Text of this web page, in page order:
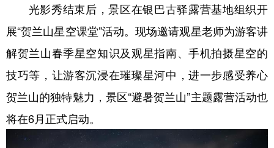
光影秀结束后，景区在银巴古驿露营基地组织开
展“贺兰山星空课堂”活动。现场邀请观星老师为游客讲
解贺兰山春季星空知识及观星指南、手机拍摄星空的
技巧等，让游客沉浸在璀璨星河中，进一步感受养心
贺兰山的独特魅力，景区“避暑贺兰山”主题露营活动也
将在6月正式启动。